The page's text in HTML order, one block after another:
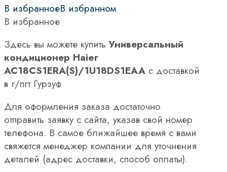
В избранноеВ избранном
В избранное
Здесь вы можете купить Универсальный
кондиционер Haier
AC18CS1ERA(S)/1U18DS1EAA с доставкой
в г/пгт Гурзуф
Для оформления заказа достаточно
отправить заявку с сайта, указав свой номер
телефона. В самое ближайшее время с вами
свяжется менеджер компании для уточнения
деталей (адрес доставки, способ оплаты).